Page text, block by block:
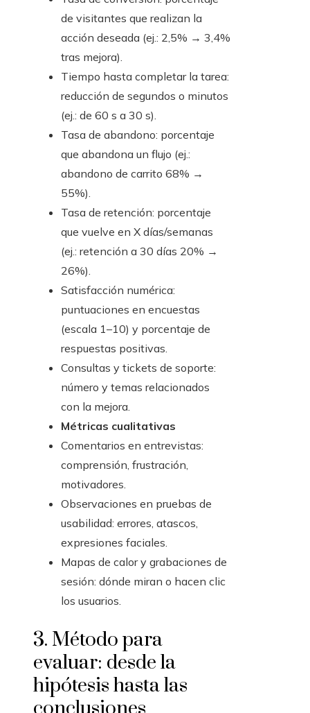
de visitantes que realizan la
acción deseada (ej.: 2,5% → 3,4%
tras mejora).
Tiempo hasta completar la tarea:
reducción de segundos o minutos
(ej.: de 60 s a 30 s).
Tasa de abandono: porcentaje
que abandona un flujo (ej.:
abandono de carrito 68% →
55%).
Tasa de retención: porcentaje
que vuelve en X días/semanas
(ej.: retención a 30 días 20% →
26%).
Satisfacción numérica:
puntuaciones en encuestas
(escala 1–10) y porcentaje de
respuestas positivas.
Consultas y tickets de soporte:
número y temas relacionados
con la mejora.
Métricas cualitativas
Comentarios en entrevistas:
comprensión, frustración,
motivadores.
Observaciones en pruebas de
usabilidad: errores, atascos,
expresiones faciales.
Mapas de calor y grabaciones de
sesión: dónde miran o hacen clic
los usuarios.
3. Método para
evaluar: desde la
hipótesis hasta las